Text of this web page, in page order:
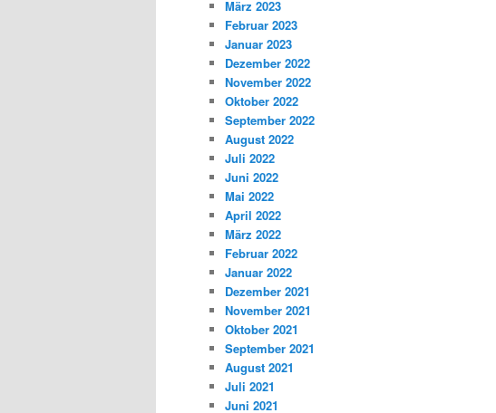
März 2023
Februar 2023
Januar 2023
Dezember 2022
November 2022
Oktober 2022
September 2022
August 2022
Juli 2022
Juni 2022
Mai 2022
April 2022
März 2022
Februar 2022
Januar 2022
Dezember 2021
November 2021
Oktober 2021
September 2021
August 2021
Juli 2021
Juni 2021